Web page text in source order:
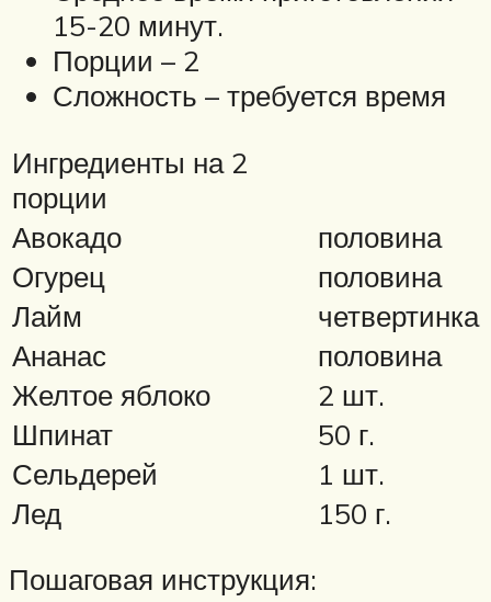
15-20 минут.
Порции – 2
Сложность – требуется время
Ингредиенты на 2
порции
Авокадо
половина
Огурец
половина
Лайм
четвертинка
Ананас
половина
Желтое яблоко
2 шт.
Шпинат
50 г.
Сельдерей
1 шт.
Лед
150 г.
Пошаговая инструкция: